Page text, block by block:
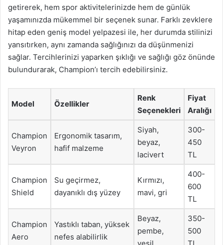
getirerek, hem spor aktivitelerinizde hem de günlük
yaşamınızda mükemmel bir seçenek sunar. Farklı zevklere
hitap eden geniş model yelpazesi ile, her durumda stilinizi
yansıtırken, aynı zamanda sağlığınızı da düşünmenizi
sağlar. Tercihlerinizi yaparken şıklığı ve sağlığı göz önünde
bulundurarak, Champion’ı tercih edebilirsiniz.
Model Özellikler
Renk
Seçenekleri
Fiyat
Aralığı
Champion
Veyron
Ergonomik tasarım,
hafif malzeme
Siyah,
beyaz,
lacivert
300-
450
TL
Champion
Shield
Su geçirmez,
dayanıklı dış yüzey
Kırmızı,
mavi, gri
400-
600
TL
Champion
Aero
Yastıklı taban, yüksek
nefes alabilirlik
Beyaz,
pembe,
350-
500